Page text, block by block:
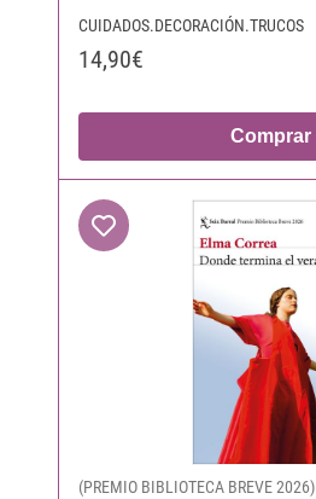
CUIDADOS.DECORACIÓN.TRUCOS
14,90€
Comprar
(PREMIO BIBLIOTECA BREVE 2026)